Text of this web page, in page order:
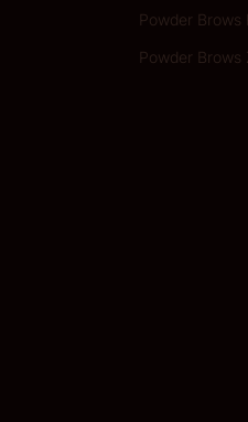
Powder Brows
Powder Brows